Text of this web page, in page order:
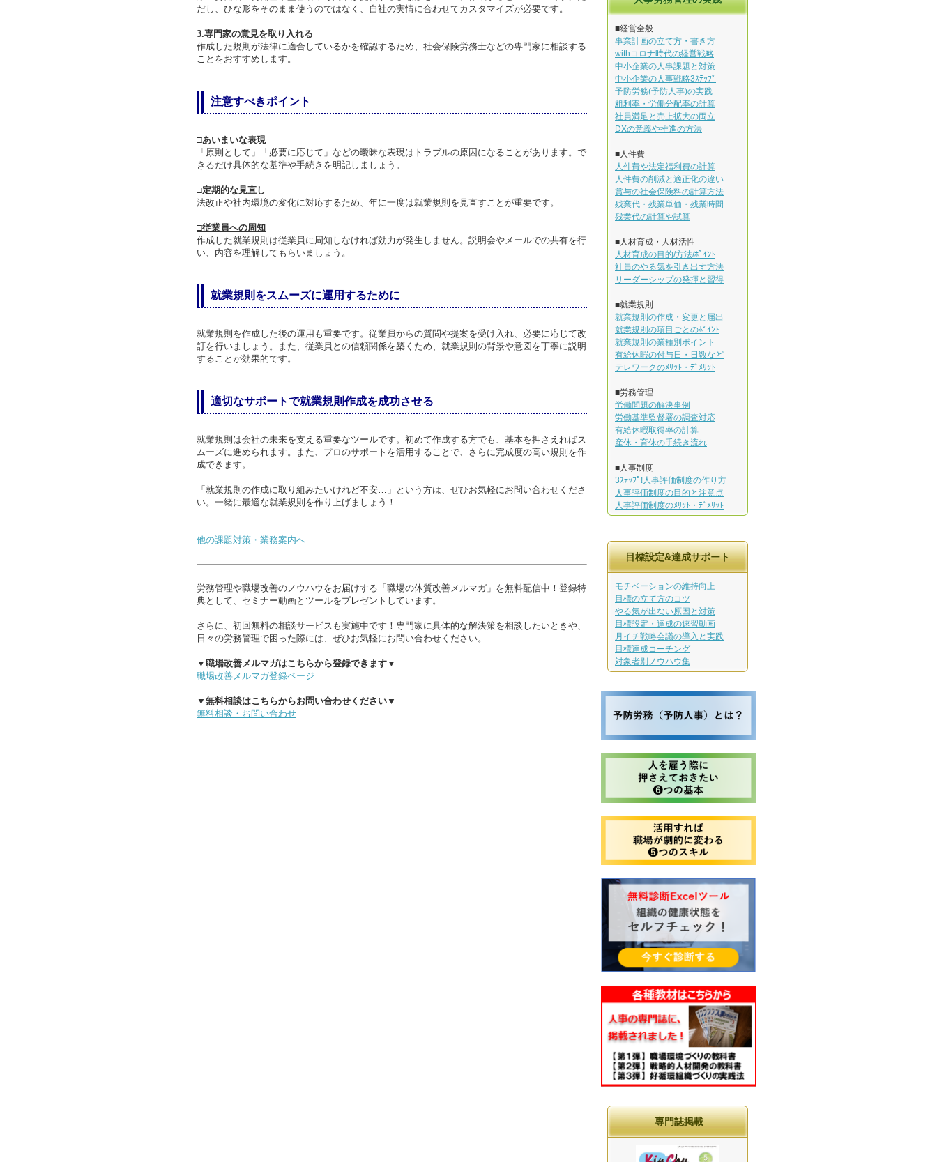
だし、ひな形をそのまま使うのではなく、自社の実情に合わせてカスタマイズが必要です。
3.専門家の意見を取り入れる
作成した規則が法律に適合しているかを確認するため、社会保険労務士などの専門家に相談する
ことをおすすめします。
注意すべきポイント
□あいまいな表現
「原則として」「必要に応じて」などの曖昧な表現はトラブルの原因になることがあります。で
きるだけ具体的な基準や手続きを明記しましょう。
□定期的な見直し
法改正や社内環境の変化に対応するため、年に一度は就業規則を見直すことが重要です。
□従業員への周知
作成した就業規則は従業員に周知しなければ効力が発生しません。説明会やメールでの共有を行
い、内容を理解してもらいましょう。
就業規則をスムーズに運用するために
就業規則を作成した後の運用も重要です。従業員からの質問や提案を受け入れ、必要に応じて改
訂を行いましょう。また、従業員との信頼関係を築くため、就業規則の背景や意図を丁寧に説明
することが効果的です。
適切なサポートで就業規則作成を成功させる
就業規則は会社の未来を支える重要なツールです。初めて作成する方でも、基本を押さえればス
ムーズに進められます。また、プロのサポートを活用することで、さらに完成度の高い規則を作
成できます。
「就業規則の作成に取り組みたいけれど不安…」という方は、ぜひお気軽にお問い合わせくださ
い。一緒に最適な就業規則を作り上げましょう！
他の課題対策・業務案内へ
労務管理や職場改善のノウハウをお届けする「職場の体質改善メルマガ」を無料配信中！登録特
典として、セミナー動画とツールをプレゼントしています。
さらに、初回無料の相談サービスも実施中です！専門家に具体的な解決策を相談したいときや、
日々の労務管理で困った際には、ぜひお気軽にお問い合わせください。
▼職場改善メルマガはこちらから登録できます▼
職場改善メルマガ登録ページ
▼無料相談はこちらからお問い合わせください▼
無料相談・お問い合わせ
■経営全般
事業計画の立て方・書き方
withコロナ時代の経営戦略
中小企業の人事課題と対策
中小企業の人事戦略3ｽﾃｯﾌﾟ
予防労務(予防人事)の実践
粗利率・労働分配率の計算
社員満足と売上拡大の両立
DXの意義や推進の方法
■人件費
人件費や法定福利費の計算
人件費の削減と適正化の違い
賞与の社会保険料の計算方法
残業代・残業単価・残業時間
残業代の計算や試算
■人材育成・人材活性
人材育成の目的/方法/ﾎﾟｲﾝﾄ
社員のやる気を引き出す方法
リーダーシップの発揮と習得
■就業規則
就業規則の作成・変更と届出
就業規則の項目ごとのﾎﾟｲﾝﾄ
就業規則の業種別ポイント
有給休暇の付与日・日数など
テレワークのﾒﾘｯﾄ・ﾃﾞﾒﾘｯﾄ
■労務管理
労働問題の解決事例
労働基準監督署の調査対応
有給休暇取得率の計算
産休・育休の手続き流れ
■人事制度
3ｽﾃｯﾌﾟ!人事評価制度の作り方
人事評価制度の目的と注意点
人事評価制度のﾒﾘｯﾄ・ﾃﾞﾒﾘｯﾄ
目標設定&達成サポート
モチベーションの維持向上
目標の立て方のコツ
やる気が出ない原因と対策
目標設定・達成の速習動画
月イチ戦略会議の導入と実践
目標達成コーチング
対象者別ノウハウ集
専門誌掲載